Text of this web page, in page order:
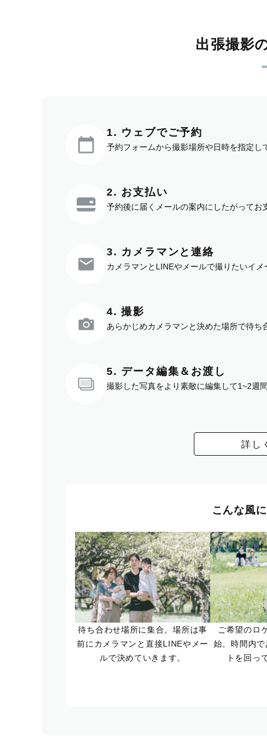
出張撮影
1. ウェブでご予約
予約フォームから撮影場所や日時を指定し
2. お支払い
予約後に届くメールの案内にしたがってお
3. カメラマンと連絡
カメラマンとLINEやメールで撮りたいイメ
4. 撮影
あらかじめカメラマンと決めた場所で待ち
5. データ編集＆お渡し
撮影した写真をより素敵に編集して1~2週
詳し
こんな風
待ち合わせ場所に集合。場所は事
前にカメラマンと直接LINEやメー
ルで決めていきます。
ご希望のロ
始。時間内
トを回っ